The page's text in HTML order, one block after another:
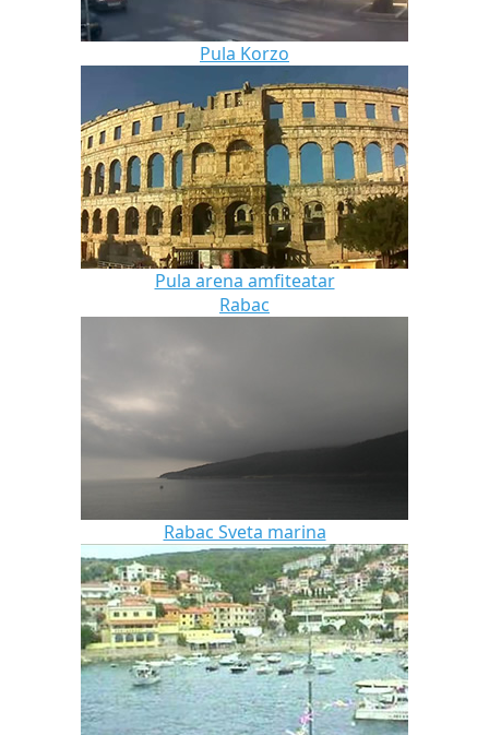
Pula Korzo
Pula arena amfiteatar
Rabac
Rabac Sveta marina